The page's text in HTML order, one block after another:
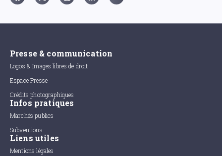
Presse & communication
Logos & Images libres de droit
Espace Presse
Crédits photographiques
Infos pratiques
Marchés publics
Subventions
Liens utiles
Mentions légales